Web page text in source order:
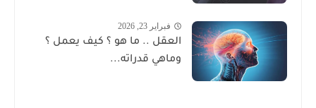
فبراير 23, 2026
العقل .. ما هو ؟ كيف يعمل ؟
وماهي قدراته...